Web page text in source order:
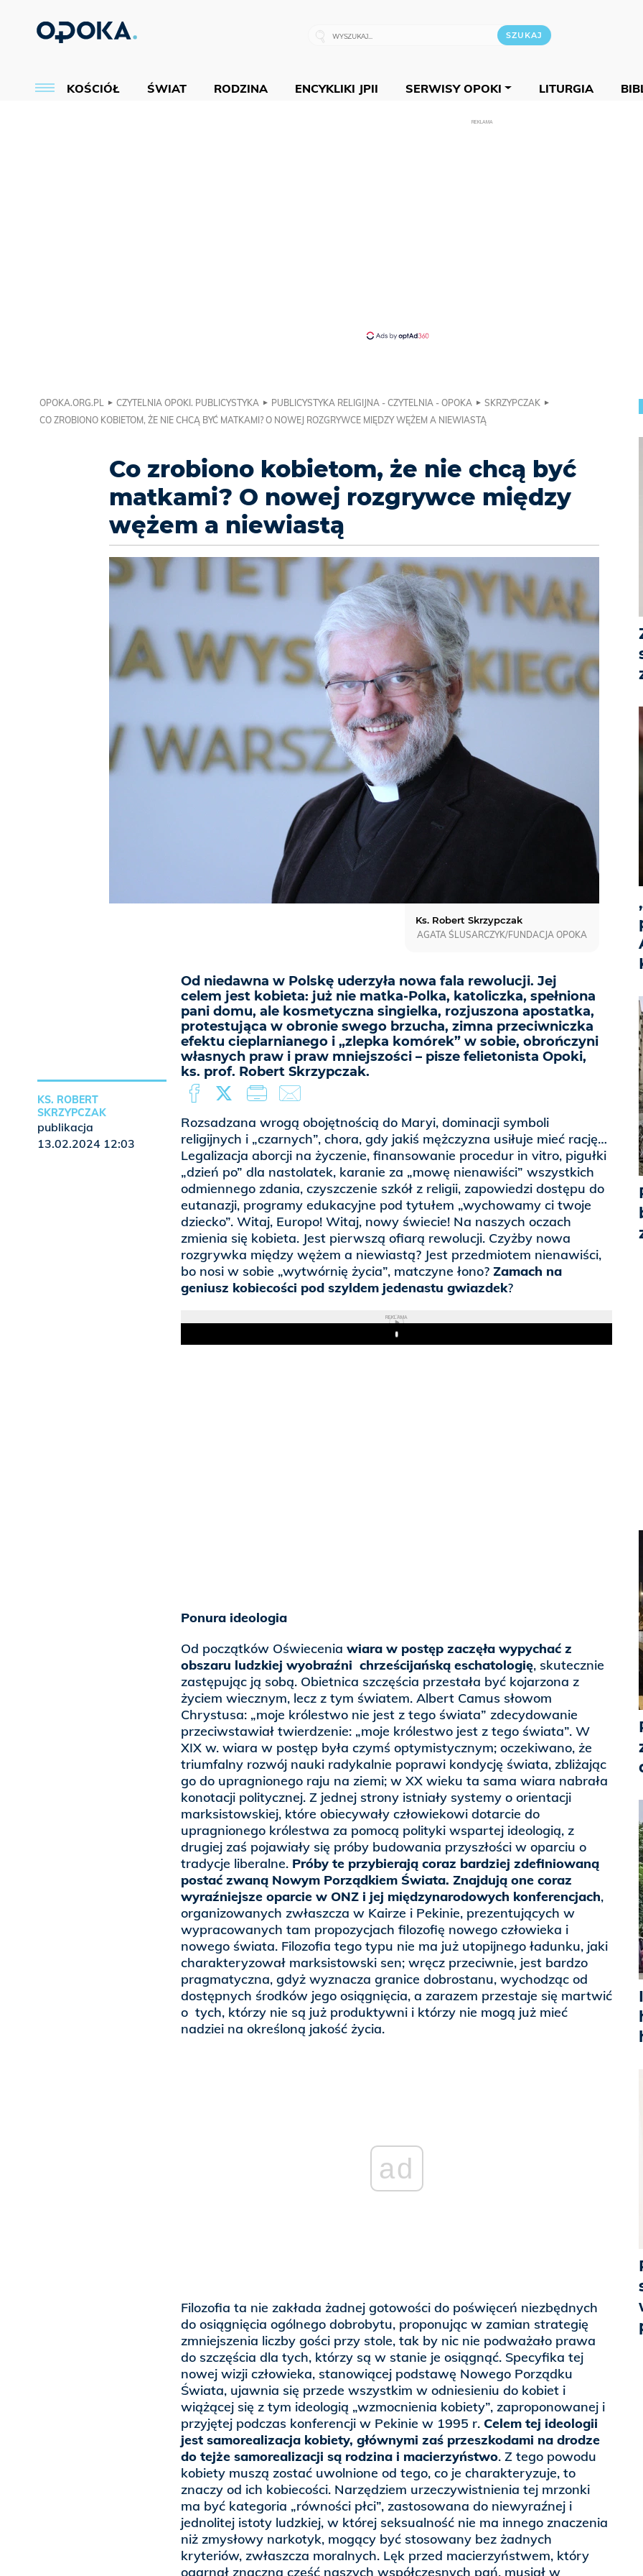
KOŚCIÓŁ ŚWIAT RODZINA ENCYKLIKI JPII SERWISY OPOKI LITURGIA
REKLAMA
OPOKA.ORG.PL CZYTELNIA OPOKI. PUBLICYSTYKA PUBLICYSTYKA RELIGIJNA - CZYTELNIA - OPOKA
SKRZYPCZAK
CO ZROBIONO KOBIETOM, ŻE NIE CHCĄ BYĆ MATKAMI? O NOWEJ ROZGRYWCE MIĘDZY WĘŻEM A NIEWIASTĄ
Co zrobiono kobietom, że nie chcą być
matkami? O nowej rozgrywce między
wężem a niewiastą
Od niedawna w Polskę uderzyła nowa fala rewolucji. Jej
celem jest kobieta: już nie matka-Polka, katoliczka, spełniona
pani domu, ale kosmetyczna singielka, rozjuszona apostatka,
protestująca w obronie swego brzucha, zimna przeciwniczka
efektu cieplarnianego i „zlepka komórek” w sobie, obrończyni
własnych praw i praw mniejszości – pisze felietonista Opoki,
ks. prof. Robert Skrzypczak.
Ks. Robert Skrzypczak
AGATA ŚLUSARCZYK/FUNDACJA OPOKA
Rozsadzana wrogą obojętnością do Maryi, dominacji symboli
religijnych i „czarnych”, chora, gdy jakiś mężczyzna usiłuje mieć rację…
Legalizacja aborcji na życzenie, finansowanie procedur in vitro, pigułki
„dzień po” dla nastolatek, karanie za „mowę nienawiści” wszystkich
odmiennego zdania, czyszczenie szkół z religii, zapowiedzi dostępu do
eutanazji, programy edukacyjne pod tytułem „wychowamy ci twoje
dziecko”. Witaj, Europo! Witaj, nowy świecie! Na naszych oczach
zmienia się kobieta. Jest pierwszą ofiarą rewolucji. Czyżby nowa
rozgrywka między wężem a niewiastą? Jest przedmiotem nienawiści,
bo nosi w sobie „wytwórnię życia”, matczyne łono? Zamach na
geniusz kobiecości pod szyldem jedenastu gwiazdek?
REKLAMA
Play
Ponura ideologia
Od początków Oświecenia wiara w postęp zaczęła wypychać z
obszaru ludzkiej wyobraźni chrześcijańską eschatologię, skutecznie
zastępując ją sobą. Obietnica szczęścia przestała być kojarzona z
życiem wiecznym, lecz z tym światem. Albert Camus słowom
Chrystusa: „moje królestwo nie jest z tego świata” zdecydowanie
przeciwstawiał twierdzenie: „moje królestwo jest z tego świata”. W
XIX w. wiara w postęp była czymś optymistycznym; oczekiwano, że
triumfalny rozwój nauki radykalnie poprawi kondycję świata, zbliżając
go do upragnionego raju na ziemi; w XX wieku ta sama wiara nabrała
konotacji politycznej. Z jednej strony istniały systemy o orientacji
marksistowskiej, które obiecywały człowiekowi dotarcie do
upragnionego królestwa za pomocą polityki wspartej ideologią, z
drugiej zaś pojawiały się próby budowania przyszłości w oparciu o
tradycje liberalne. Próby te przybierają coraz bardziej zdefiniowaną
postać zwaną Nowym Porządkiem Świata. Znajdują one coraz
wyraźniejsze oparcie w ONZ i jej międzynarodowych konferencjach,
organizowanych zwłaszcza w Kairze i Pekinie, prezentujących w
wypracowanych tam propozycjach filozofię nowego człowieka i
nowego świata. Filozofia tego typu nie ma już utopijnego ładunku, jaki
charakteryzował marksistowski sen; wręcz przeciwnie, jest bardzo
pragmatyczna, gdyż wyznacza granice dobrostanu, wychodząc od
dostępnych środków jego osiągnięcia, a zarazem przestaje się martwić
o tych, którzy nie są już produktywni i którzy nie mogą już mieć
nadziei na określoną jakość życia.
ad
Filozofia ta nie zakłada żadnej gotowości do poświęceń niezbędnych
do osiągnięcia ogólnego dobrobytu, proponując w zamian strategię
zmniejszenia liczby gości przy stole, tak by nic nie podważało prawa
do szczęścia dla tych, którzy są w stanie je osiągnąć. Specyfika tej
nowej wizji człowieka, stanowiącej podstawę Nowego Porządku
Świata, ujawnia się przede wszystkim w odniesieniu do kobiet i
wiążącej się z tym ideologią „wzmocnienia kobiety”, zaproponowanej i
przyjętej podczas konferencji w Pekinie w 1995 r. Celem tej ideologii
jest samorealizacja kobiety, głównymi zaś przeszkodami na drodze
do tejże samorealizacji są rodzina i macierzyństwo. Z tego powodu
kobiety muszą zostać uwolnione od tego, co je charakteryzuje, to
znaczy od ich kobiecości. Narzędziem urzeczywistnienia tej mrzonki
ma być kategoria „równości płci”, zastosowana do niewyraźnej i
jednolitej istoty ludzkiej, w której seksualność nie ma innego znaczenia
niż zmysłowy narkotyk, mogący być stosowany bez żadnych
kryteriów, zwłaszcza moralnych. Lęk przed macierzyństwem, który
ogarnął znaczną część naszych współczesnych pań, musiał w
KS. ROBERT
SKRZYPCZAK
publikacja
13.02.2024 12:03